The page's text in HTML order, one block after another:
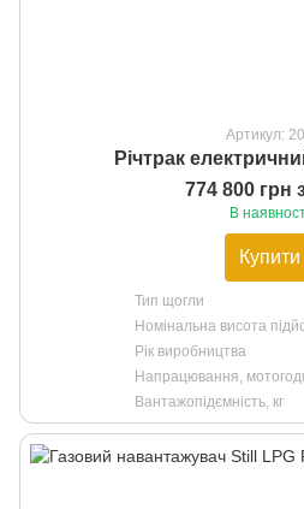
Артикул:
Річтрак
774 800 грн
В
Купити
Тип щогли
Номінальна висота
Рік виробництва
Напрацювання,
Вантажопідємність, кг